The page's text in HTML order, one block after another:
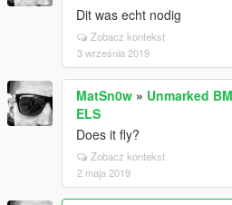
Dit was echt nodig
Zobacz kontekst
3 września 2019
MatSn0w » Unmarked
ELS
Does it fly?
Zobacz kontekst
2 maja 2019